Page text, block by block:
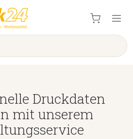
Druckdaten
mit unserem